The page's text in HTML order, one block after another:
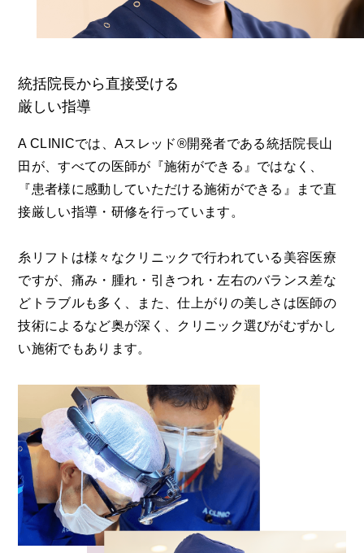
統括院長から直接受ける
厳しい指導
A CLINICでは、Aスレッド®開発者である統括院長山
田が、すべての医師が『施術ができる』ではなく、
『患者様に感動していただける施術ができる』まで直
接厳しい指導・研修を行っています。
糸リフトは様々なクリニックで行われている美容医療
ですが、痛み・腫れ・引きつれ・左右のバランス差な
どトラブルも多く、また、仕上がりの美しさは医師の
技術によるなど奥が深く、クリニック選びがむずかし
い施術でもあります。